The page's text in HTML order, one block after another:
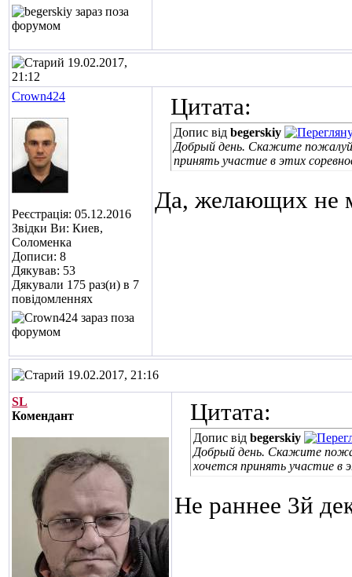
19.02.2017,
21:12
Crown424
Реєстрація: 05.12.2016
Звідки Ви: Киев,
Соломенка
Дописи: 8
Дякував: 53
Дякували 175 раз(и) в 7
повідомленнях
Цитата:
Допис від begerskiy
Добрый день. Скажите
принять участие в этих
Да, желающих не
19.02.2017, 21:16
SL
Комендант
Цитата:
Допис від begerskiy
Добрый день. Скажите
хочется принять участие в
Не раннее 3й